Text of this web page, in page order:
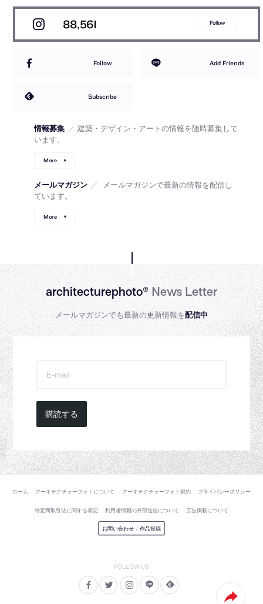
88,561 Follow
Follow Add Friends
Subscribe
情報募集 ／ 建築・デザイン・アートの情報を随時募集して
います。
More
メールマガジン ／
メールマガジンで最新の情報を配信し
ています。
More
architecturephoto®News Letter
メールマガジンでも最新の更新情報を配信中
購読する
ホーム アーキテクチャーフォトについて アーキテクチャーフォト規約 プライバシーポリシー
特定商取引法に関する表記 利用者情報の外部送信について 広告掲載について
お問い合わせ / 作品投稿